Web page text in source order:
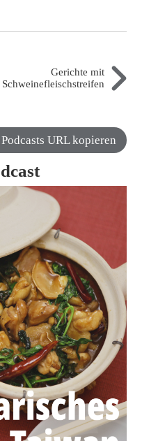
Gerichte mit
Schweinefleischstreifen
Podcasts URL kopieren